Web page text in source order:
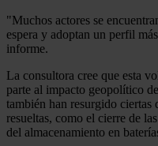
"Muchos actores se
espera y adoptan un perfil
informe.
La consultora cree que esta
parte al impacto geopolítico
también han resurgido ciertas
resueltas, como el cierre de
del almacenamiento en